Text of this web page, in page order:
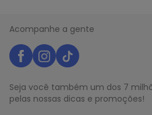
Acompanhe a gente
Seja você também um dos 7
pelas nossas dicas e promoções!